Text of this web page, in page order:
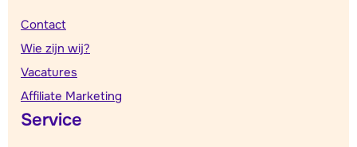
Contact
Wie zijn wij?
Vacatures
Affiliate Marketing
Service